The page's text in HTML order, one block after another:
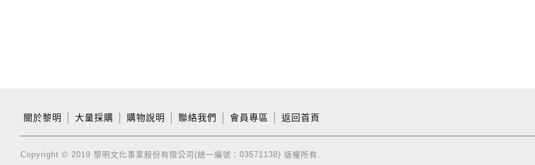
關於黎明 大量採購 購物說明 聯絡我們 會員專區 返回首頁
Copyright © 2019 黎明文化事業股份有限公司(統一編號：03571138) 版權所有.